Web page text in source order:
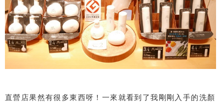
直營店果然有很多東西呀！一來就看到了我剛剛入手的洗顏